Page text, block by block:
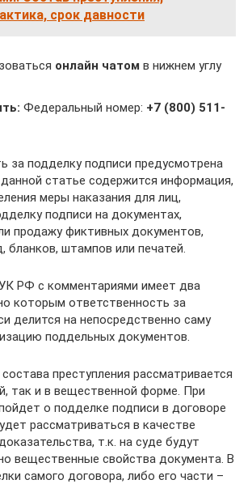
срок давности
онлайн чатом в нижнем углу
Федеральный номер: +7 (800) 511-
за подделку подписи предусмотрена
статье содержится информация,
меры наказания для лиц,
подписи на документах,
продажу фиктивных документов,
бланков, штампов или печатей.
РФ с комментариями имеет два
которым ответственность за
делится на непосредственно саму
поддельных документов.
преступления рассматривается
так и в вещественной форме. При
о подделке подписи в договоре
рассматриваться в качестве
т.к. на суде будут
вещественные свойства документа. В
самого договора, либо его части –